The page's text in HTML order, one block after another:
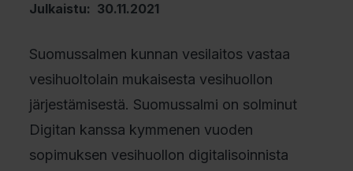
Julkaistu: 30.11.2021
Suomussalmen kunnan vesilaitos vastaa
vesihuoltolain mukaisesta vesihuollon
järjestämisestä. Suomussalmi on solminut
Digitan kanssa kymmenen vuoden
sopimuksen vesihuollon digitalisoinnista